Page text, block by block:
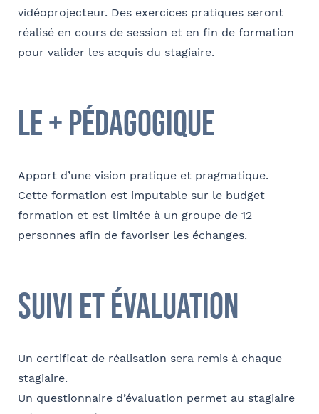
vidéoprojecteur. Des exercices pratiques seront
réalisé en cours de session et en fin de formation
pour valider les acquis du stagiaire.
le + pédagogique
Apport d’une vision pratique et pragmatique.
Cette formation est imputable sur le budget
formation et est limitée à un groupe de 12
personnes afin de favoriser les échanges.
suivi et évaluation
Un certificat de réalisation sera remis à chaque
stagiaire.
Un questionnaire d’évaluation permet au stagiaire
Nom et Prénom
Adresse
Coordonnées de mon filleul
J'autorise Barthélémy Avocats à utiliser mes
données pour l'envoi d'informations juridiques
et d'invitations aux formations et événements
du cabinetFACULTATIF